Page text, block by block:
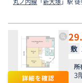
詳細を確認
敷
所
3